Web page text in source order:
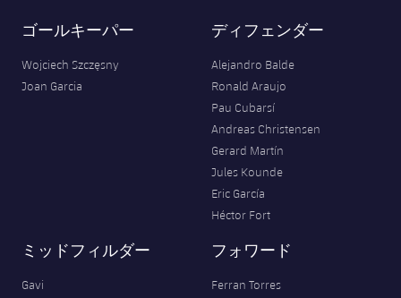
ゴールキーパー
Wojciech Szczęsny
Joan Garcia
ディフェンダー
Alejandro Balde
Ronald Araujo
Pau Cubarsí
Andreas Christensen
Gerard Martín
Jules Kounde
Eric García
Héctor Fort
ミッドフィルダー
Gavi
フォワード
Ferran Torres